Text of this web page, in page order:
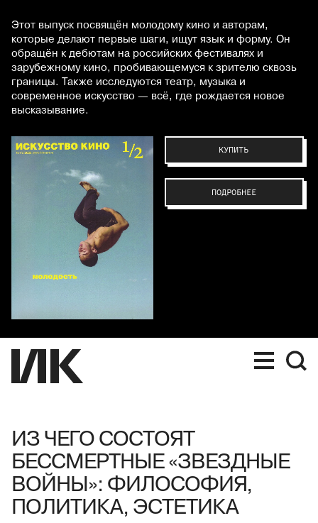
Этот выпуск посвящён молодому кино и авторам,
которые делают первые шаги, ищут язык и форму. Он
обращён к дебютам на российских фестивалях и
зарубежному кино, пробивающемуся к зрителю сквозь
границы. Также исследуются театр, музыка и
современное искусство — всё, где рождается новое
высказывание.
КУПИТЬ
ПОДРОБНЕЕ
ИЗ ЧЕГО СОСТОЯТ
БЕССМЕРТНЫЕ «ЗВЕЗДНЫЕ
ВОЙНЫ»: ФИЛОСОФИЯ,
ПОЛИТИКА, ЭСТЕТИКА